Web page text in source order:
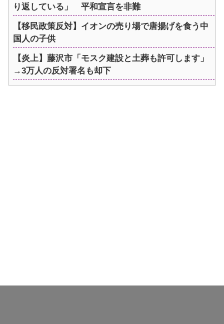
り返している」 平和宣言を非難
【移民政策反対】イオンの売り場で唐揚げを食う中
国人の子供
【炎上】藤沢市「モスク建設と土葬も許可します」
→3万人の反対署名も却下